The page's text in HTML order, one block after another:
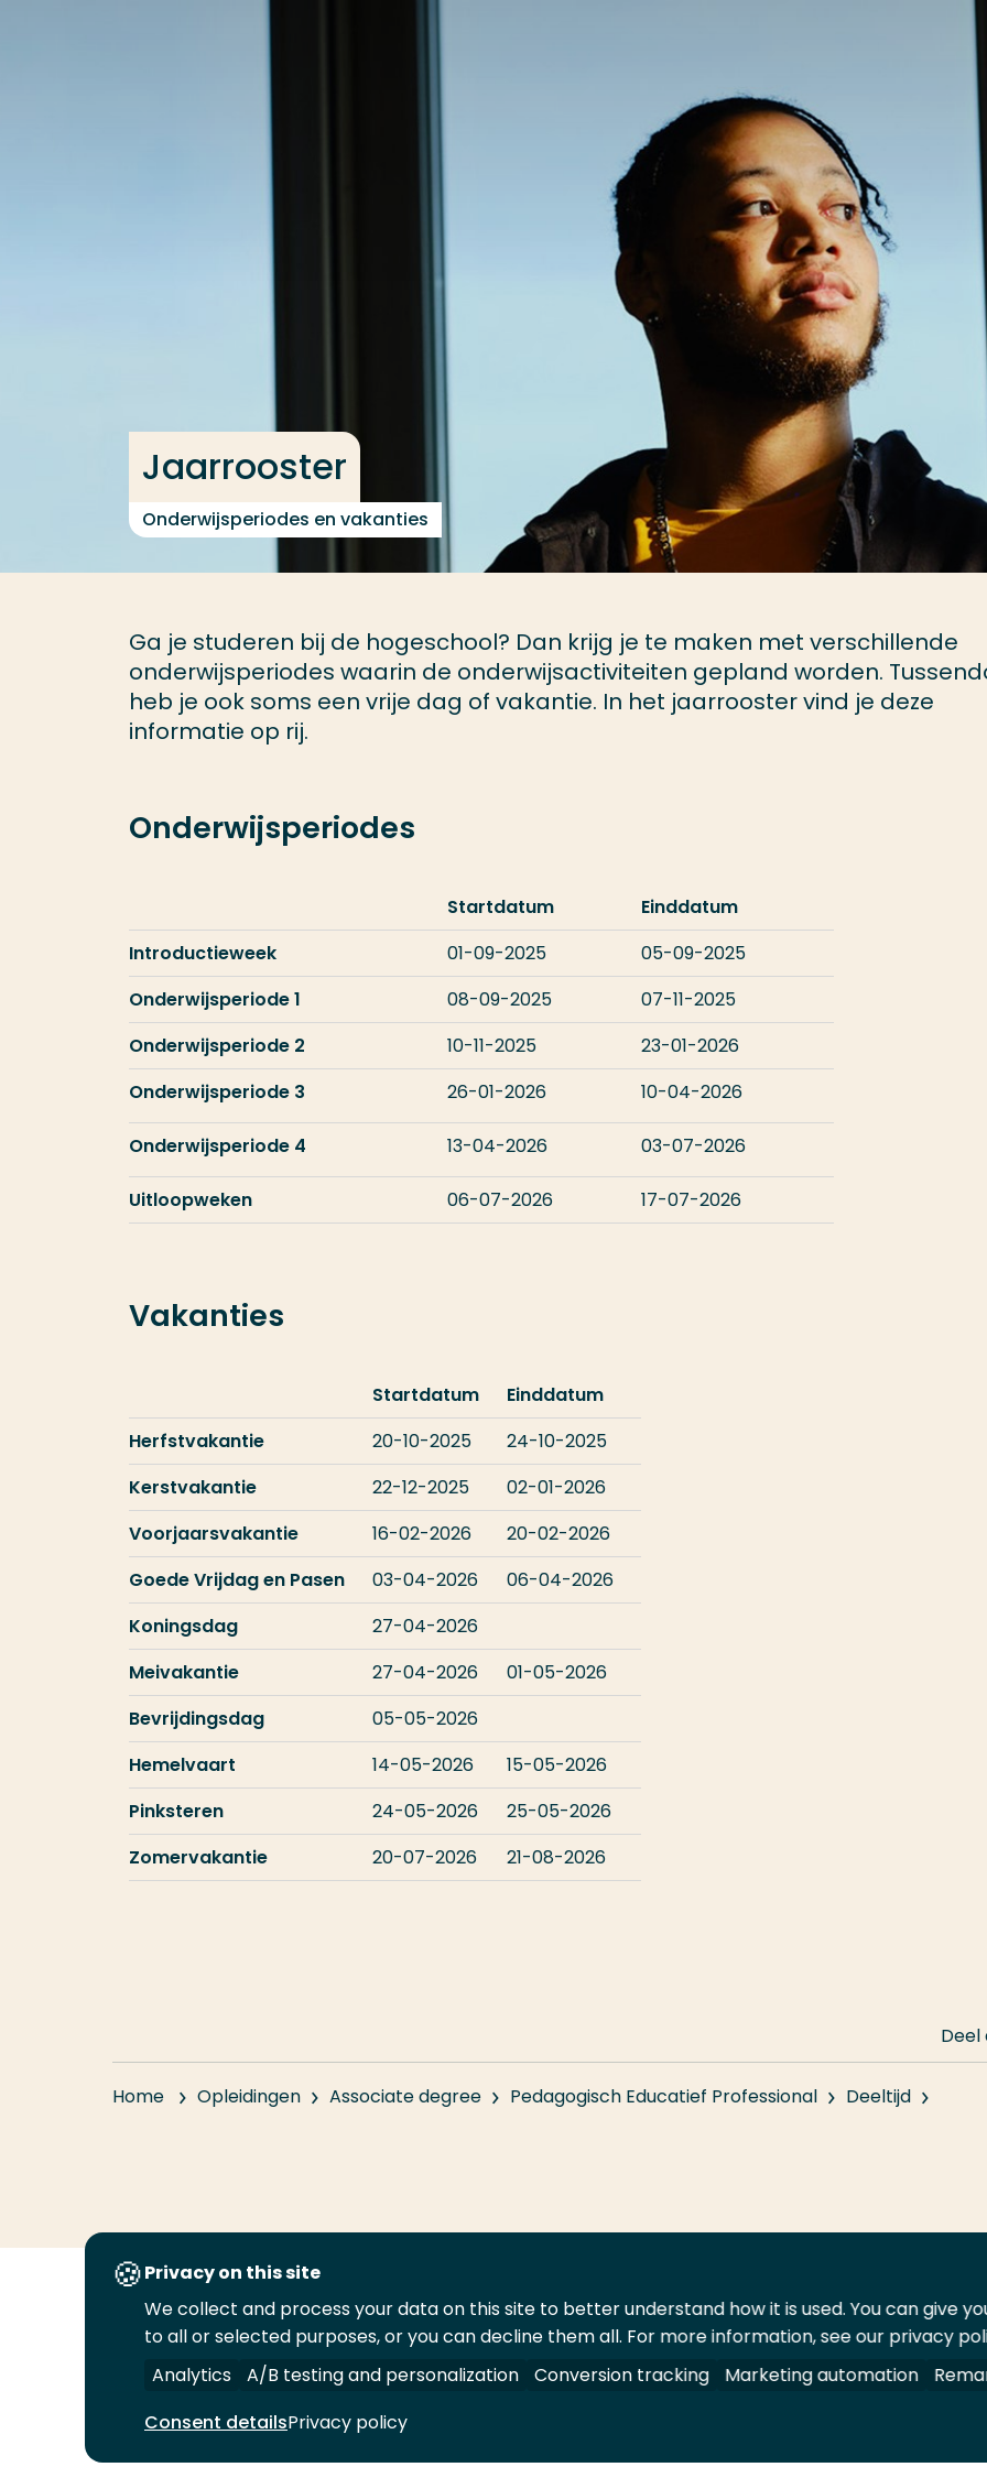
Jaarrooster
Onderwijsperiodes en vakanties
Ga je studeren bij de hogeschool? Dan krijg je te maken met verschillende
onderwijsperiodes waarin de onderwijsactiviteiten gepland worden.
heb je ook soms een vrije dag of vakantie. In het jaarrooster vind je deze
informatie op rij.
Onderwijsperiodes
Startdatum
Einddatum
Introductieweek
01-09-2025
05-09-2025
Onderwijsperiode 1
08-09-2025
07-11-2025
Onderwijsperiode 2
10-11-2025
23-01-2026
Onderwijsperiode 3
26-01-2026 10-04-2026
Onderwijsperiode 4 13-04-2026 03-07-2026
Uitloopweken 06-07-2026 17-07-2026
Vakanties
Startdatum
Einddatum
Herfstvakantie
20-10-2025
24-10-2025
Kerstvakantie
22-12-2025
02-01-2026
Voorjaarsvakantie
16-02-2026
20-02-2026
Goede Vrijdag en Pasen
03-04-2026
06-04-2026
Koningsdag
27-04-2026
Meivakantie
27-04-2026
01-05-2026
Bevrijdingsdag
05-05-2026
Hemelvaart
14-05-2026
15-05-2026
Pinksteren
24-05-2026
25-05-2026
Zomervakantie
20-07-2026 21-08-2026
Home Opleidingen Associate degree Pedagogisch Educatief Professional Deeltijd
Volg
ons
op
Volg
ons
op
Volg
ons
op
Volg
ons
op
Juridisch Security A-Z Index Contact Leveranciers
© 2026 Hogeschool Rotterdam. Alle rechten voorbehouden.
Privacy on this site
We collect and process your data on this site to better understand how it is used. You can give
to all or selected purposes, or you can decline them all. For more information, see our privacy
Analytics
A/B testing and personalization Conversion tracking Marketing automation
Consent detailsPrivacy policy